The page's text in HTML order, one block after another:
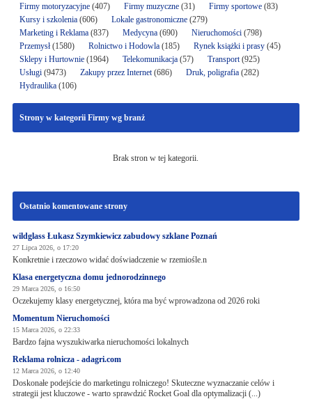
Firmy motoryzacyjne(407) Firmy muzyczne(31) Firmy sportowe(83)
Kursy i szkolenia(606) Lokale gastronomiczne(279)
Marketing i Reklama(837) Medycyna(690) Nieruchomości(798)
Przemysł(1580) Rolnictwo i Hodowla(185) Rynek książki i prasy(45)
Sklepy i Hurtownie(1964) Telekomunikacja(57) Transport(925)
Usługi(9473) Zakupy przez Internet(686) Druk, poligrafia(282)
Hydraulika(106)
Strony w kategorii Firmy wg branż
Brak stron w tej kategorii.
Ostatnio komentowane strony
wildglass Łukasz Szymkiewicz zabudowy szklane Poznań
27 Lipca 2026, o 17:20
Konkretnie i rzeczowo widać doświadczenie w rzemiośle.n
Klasa energetyczna domu jednorodzinnego
29 Marca 2026, o 16:50
Oczekujemy klasy energetycznej, która ma być wprowadzona od 2026 roki
Momentum Nieruchomości
15 Marca 2026, o 22:33
Bardzo fajna wyszukiwarka nieruchomości lokalnych
Reklama rolnicza - adagri.com
12 Marca 2026, o 12:40
Doskonałe podejście do marketingu rolniczego! Skuteczne wyznaczanie celów i
strategii jest kluczowe - warto sprawdzić Rocket Goal dla optymalizacji (...)